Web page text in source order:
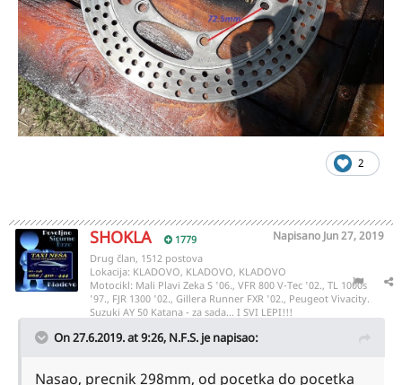
2
SHOKLA 1779 Napisano Jun 27, 2019
Drug član, 1512 postova
Lokacija: KLADOVO, KLADOVO, KLADOVO
Motocikl: Mali Plavi Zeka S '06., VFR 800 V-Tec '02., TL 1000s
'97., FJR 1300 '02., Gillera Runner FXR '02., Peugeot Vivacity.
Suzuki AY 50 Katana - za sada... I SVI LEPI!!!
On 27.6.2019. at 9:26, N.F.S. je napisao:
Nasao, precnik 298mm, od pocetka do pocetka